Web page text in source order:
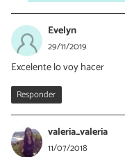
Evelyn
29/11/2019
Excelente lo voy hacer
Responder
valeria_valeria
11/07/2018